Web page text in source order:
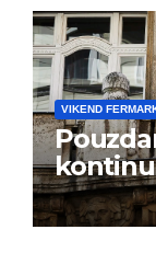
VIKEND